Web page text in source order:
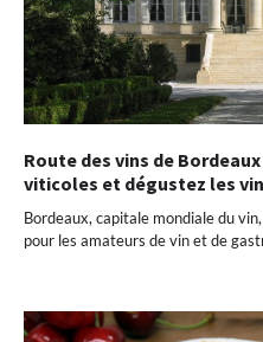
Route des vins de
viticoles et dégustez les
Bordeaux, capitale mondiale du
pour les amateurs de vin et de